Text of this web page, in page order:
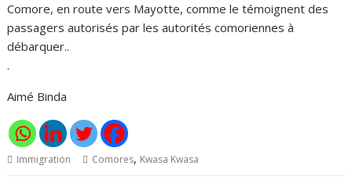
Comore, en route vers Mayotte, comme le témoignent des
passagers autorisés par les autorités comoriennes à
débarquer..
.
Aimé Binda
Immigration Comores, Kwasa Kwasa